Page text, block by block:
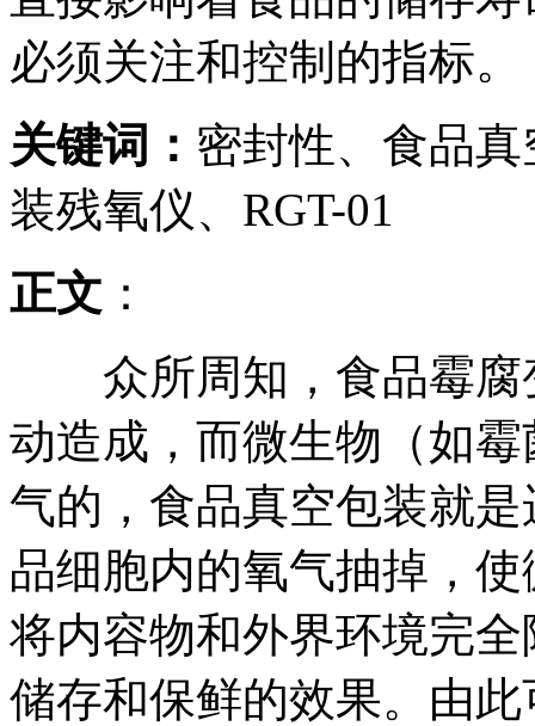
必须关注和控制的指标。
关键词： 密封性、食品
装残氧仪、RGT-01
正文 ：
众所周知，食品霉腐
动造成，而微生物（如
气的，食品真空包装就
品细胞内的氧气抽掉，
将内容物和外界环境完
储存和保鲜的效果。由